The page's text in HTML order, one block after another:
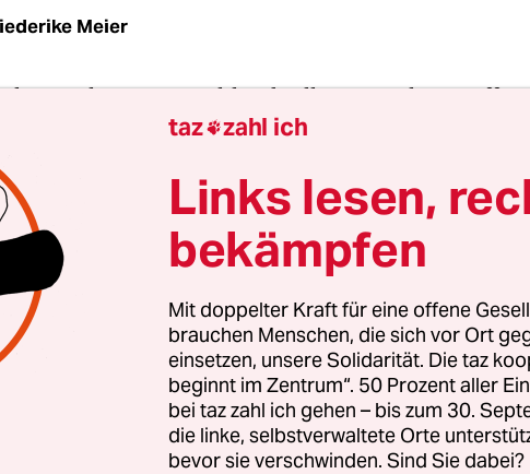
Meier
in Deutschland sollen weiterhin geöffnet
teilte das Bundesinnenministerium am Dienstag in
Betreiber von Weihnachtsmärkten wurden
die Märkte am Dienstag geschlossen zu halten.
es einen Weihnachtsmarkt getroffen hat. Das ist
perfide, weil Weihnachtsmärkte für jeden Besucher
Frank Hakenberg, Geschäftsführer des Deutschen
(DSB).
hat der Verband seine Mitglieder aufgerufen, um
Gottesdienst in der Berliner Gedächtniskirche,
abzuhalten. Auf manchen Märkten finden auch
taz zahl ich
Links lesen,
bekämpfen
Mit doppelter Kraft für eine offene
brauchen Menschen, die sich vor Ort
einsetzen, unsere Solidarität. Die taz
beginnt im Zentrum“. 50 Prozent aller
bei taz zahl ich gehen – bis zum 30.
die linke, selbstverwaltete Orte
bevor sie verschwinden. Sind Sie dabei?